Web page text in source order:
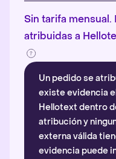
Sin tarifa mensual.
atribuidas a
Un pedido se
existe evidencia
Hellotext dentro
atribución y
externa válida
evidencia puede